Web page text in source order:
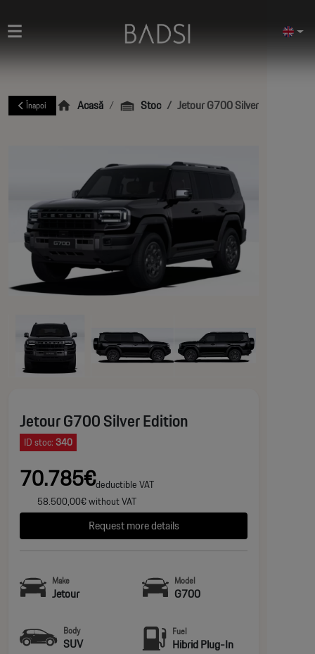
Înapoi Acasă Stoc Jetour G700 Silver Edition
Jetour G700 Silver Edition
ID stoc:340
70.785€deductible VAT
58.500,00€ without VAT
Request more details
Make
Jetour
Model
G700
Body
SUV
Fuel
Hibrid Plug-In